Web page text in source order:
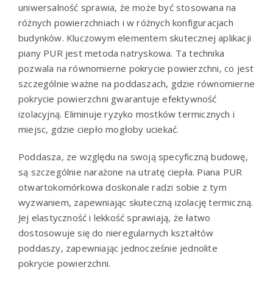
uniwersalność sprawia, że może być stosowana na
różnych powierzchniach i w różnych konfiguracjach
budynków. Kluczowym elementem skutecznej aplikacji
piany PUR jest metoda natryskowa. Ta technika
pozwala na równomierne pokrycie powierzchni, co jest
szczególnie ważne na poddaszach, gdzie równomierne
pokrycie powierzchni gwarantuje efektywność
izolacyjną. Eliminuje ryzyko mostków termicznych i
miejsc, gdzie ciepło mogłoby uciekać.
Poddasza, ze względu na swoją specyficzną budowę,
są szczególnie narażone na utratę ciepła. Piana PUR
otwartokomórkowa doskonale radzi sobie z tym
wyzwaniem, zapewniając skuteczną izolację termiczną.
Jej elastyczność i lekkość sprawiają, że łatwo
dostosowuje się do nieregularnych kształtów
poddaszy, zapewniając jednocześnie jednolite
pokrycie powierzchni.